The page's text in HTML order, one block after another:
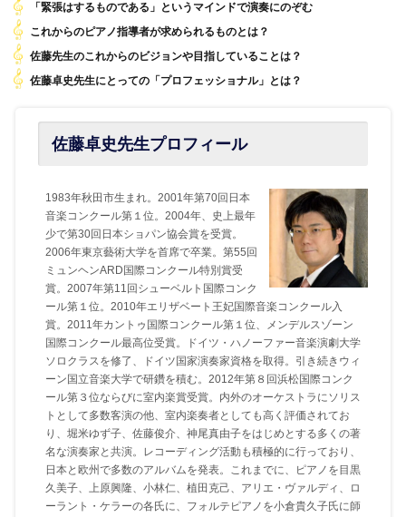
「緊張はするものである」というマインドで演奏にのぞむ
これからのピアノ指導者が求められるものとは？
佐藤先生のこれからのビジョンや目指していることは？
佐藤卓史先生にとっての「プロフェッショナル」とは？
佐藤卓史先生プロフィール
1983年秋田市生まれ。2001年第70回日本
音楽コンクール第１位。2004年、史上最年
少で第30回日本ショパン協会賞を受賞。
2006年東京藝術大学を首席で卒業。第55回
ミュンヘンARD国際コンクール特別賞受
賞。2007年第11回シューベルト国際コンク
ール第１位。2010年エリザベート王妃国際音楽コンクール入
賞。2011年カントゥ国際コンクール第１位、メンデルスゾーン
国際コンクール最高位受賞。ドイツ・ハノーファー音楽演劇大学
ソロクラスを修了、ドイツ国家演奏家資格を取得。引き続きウィ
ーン国立音楽大学で研鑽を積む。2012年第８回浜松国際コンク
ール第３位ならびに室内楽賞受賞。内外のオーケストラにソリス
トとして多数客演の他、室内楽奏者としても高く評価されてお
り、堀米ゆず子、佐藤俊介、神尾真由子をはじめとする多くの著
名な演奏家と共演。レコーディング活動も積極的に行っており、
日本と欧州で多数のアルバムを発表。これまでに、ピアノを目黒
久美子、上原興隆、小林仁、植田克己、アリエ・ヴァルディ、ロ
ーラント・ケラーの各氏に、フォルテピアノを小倉貴久子氏に師